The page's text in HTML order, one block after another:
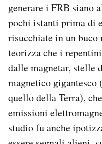
generare i FRB siano
pochi istanti prima di
risucchiate in un buco
teorizza che i
dalle magnetar, stelle
magnetico
quello della Terra),
emissioni
studio fu anche